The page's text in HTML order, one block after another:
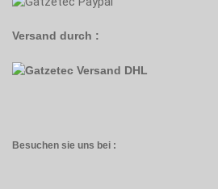
Versand durch :
Besuchen sie uns bei :